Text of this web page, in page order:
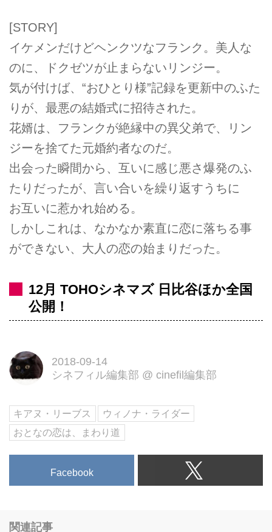
[STORY]
イケメンだけどヘンクツなフランク。美人な
のに、ドクゼツが止まらないリンジー。
気が付けば、“おひとり様”記録を更新中のふた
りが、最悪の結婚式に招待された。
花婿は、フランクが絶縁中の異父弟で、リン
ジーを捨てた元婚約者なのだ。
出会った瞬間から、互いに感じ悪さ爆発のふ
たりだったが、言い合いを繰り返すうちに
お互いに惹かれ始める。
しかしこれは、なかなか素直に恋に落ちる事
ができない、大人の恋の始まりだった。
12月 TOHOシネマズ 日比谷ほか全国
公開！
2018-09-14
シネフィル編集部 @ cinefil編集部
キアヌ・リーブス
ウィノナ・ライダー
おとなの恋は、まわり道
Facebook
関連記事